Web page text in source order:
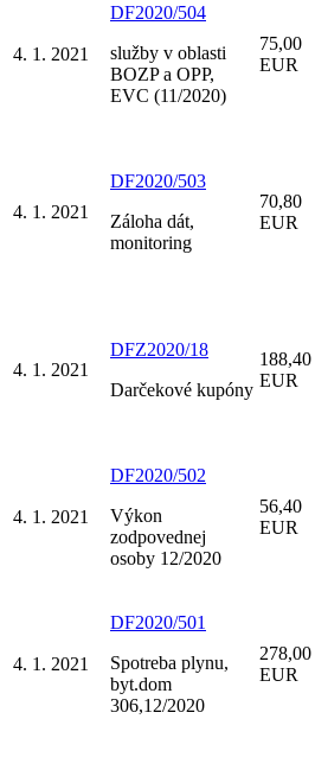
4. 1. 2021
DF2020/504
služby v oblasti
BOZP a OPP,
EVC (11/2020)
75,00
EUR
4. 1. 2021
DF2020/503
Záloha dát,
monitoring
70,80
EUR
4. 1. 2021
DFZ2020/18
Darčekové kupóny
188,40
EUR
4. 1. 2021
DF2020/502
Výkon
zodpovednej
osoby 12/2020
56,40
EUR
4. 1. 2021
DF2020/501
Spotreba plynu,
byt.dom
306,12/2020
278,00
EUR